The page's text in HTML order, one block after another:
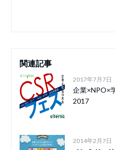
関連記事
2017年7月7日
企業×NPO×
2017
2014年2月7日